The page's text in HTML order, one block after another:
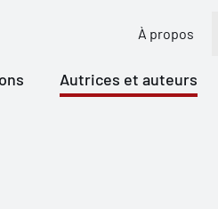
À propos
Autrices et auteurs